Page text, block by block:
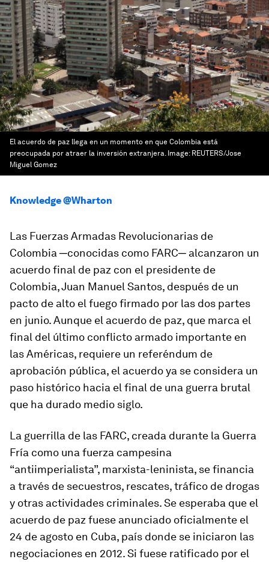
El acuerdo de paz llega en un momento en que Colombia está
preocupada por atraer la inversión extranjera. Image: REUTERS/Jose
Miguel Gomez
Knowledge @Wharton
Las Fuerzas Armadas Revolucionarias de
Colombia ─conocidas como FARC─ alcanzaron un
acuerdo final de paz con el presidente de
Colombia, Juan Manuel Santos, después de un
pacto de alto el fuego firmado por las dos partes
en junio. Aunque el acuerdo de paz, que marca el
final del último conflicto armado importante en
las Américas, requiere un referéndum de
aprobación pública, el acuerdo ya se considera un
paso histórico hacia el final de una guerra brutal
que ha durado medio siglo.
La guerrilla de las FARC, creada durante la Guerra
Fría como una fuerza campesina
“antiimperialista”, marxista-leninista, se financia
a través de secuestros, rescates, tráfico de drogas
y otras actividades criminales. Se esperaba que el
acuerdo de paz fuese anunciado oficialmente el
24 de agosto en Cuba, país donde se iniciaron las
negociaciones en 2012. Si fuese ratificado por el